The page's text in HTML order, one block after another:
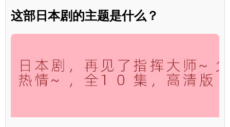
这部日本剧的主题是什么？